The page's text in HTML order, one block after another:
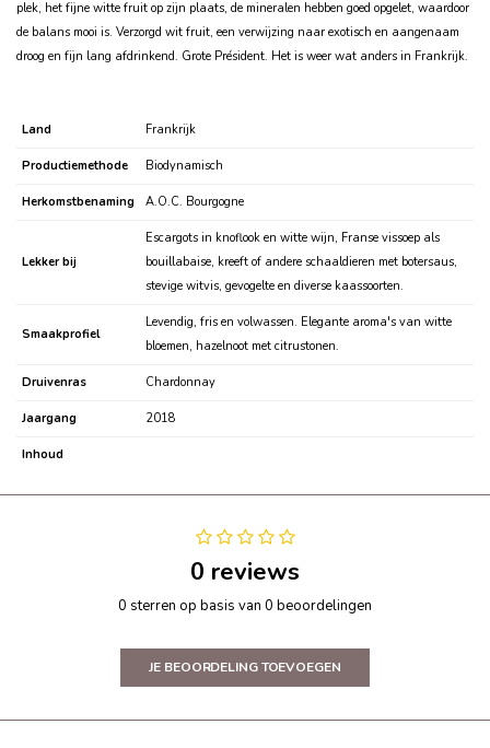
plek, het fijne witte fruit op zijn plaats, de mineralen hebben goed opgelet, waardoor
de balans mooi is. Verzorgd wit fruit, een verwijzing naar exotisch en aangenaam
droog en fijn lang afdrinkend. Grote Président. Het is weer wat anders in Frankrijk.
Land Frankrijk
Productiemethode Biodynamisch
Herkomstbenaming A.O.C. Bourgogne
Lekker bij
Escargots in knoflook en witte wijn, Franse vissoep als
bouillabaise, kreeft of andere schaaldieren met botersaus,
stevige witvis, gevogelte en diverse kaassoorten.
Smaakprofiel
Levendig, fris en volwassen. Elegante aroma's van witte
bloemen, hazelnoot met citrustonen.
Druivenras Chardonnay
Jaargang 2018
Inhoud
0 reviews
0 sterren op basis van 0 beoordelingen
JE BEOORDELING TOEVOEGEN